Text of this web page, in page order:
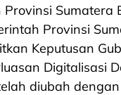
Sumatera
Provinsi
Keputusan
Digitalisasi
diubah